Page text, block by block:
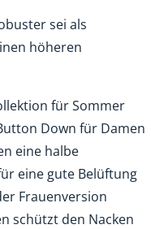
sei als
höheren
für Sommer
Down für Damen
eine halbe
eine gute Belüftung
Frauenversion
schützt den Nacken